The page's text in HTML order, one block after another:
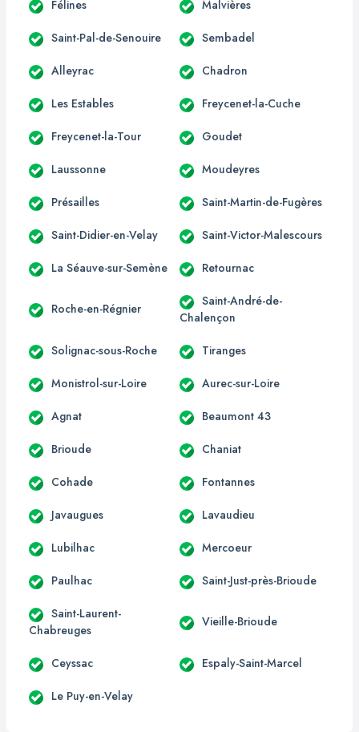
Félines Malvières
Saint-Pal-de-Senouire Sembadel
Alleyrac Chadron
Les Estables Freycenet-la-Cuche
Freycenet-la-Tour Goudet
Laussonne Moudeyres
Présailles Saint-Martin-de-Fugères
Saint-Didier-en-Velay Saint-Victor-Malescours
La Séauve-sur-Semène Retournac
Roche-en-Régnier
Saint-André-de-
Chalençon
Solignac-sous-Roche Tiranges
Monistrol-sur-Loire Aurec-sur-Loire
Agnat Beaumont 43
Brioude Chaniat
Cohade Fontannes
Javaugues Lavaudieu
Lubilhac Mercoeur
Paulhac Saint-Just-près-Brioude
Saint-Laurent-
Chabreuges
Vieille-Brioude
Ceyssac Espaly-Saint-Marcel
Le Puy-en-Velay